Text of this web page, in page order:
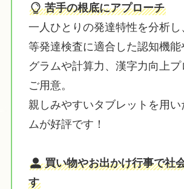
苦手の根底にアプローチ
一人ひとりの発達特性を分析
等発達検査に適合した認知機能
グラムや計算力、漢字力向上プ
ご用意。
親しみやすいタブレットを用い
ムが好評です！
買い物やお出かけ行事で社
す